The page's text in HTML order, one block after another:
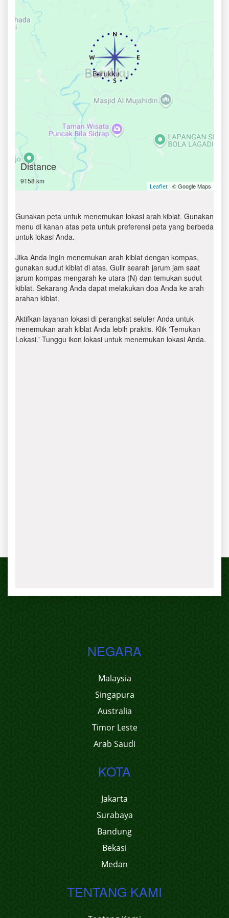
Distance
9158 km
Leaflet | © Google Maps
Gunakan peta untuk menemukan lokasi arah kiblat. Gunakan
menu di kanan atas peta untuk preferensi peta yang berbeda
untuk lokasi Anda.
Jika Anda ingin menemukan arah kiblat dengan kompas,
gunakan sudut kiblat di atas. Gulir searah jarum jam saat
jarum kompas mengarah ke utara (N) dan temukan sudut
kiblat. Sekarang Anda dapat melakukan doa Anda ke arah
arahan kiblat.
Aktifkan layanan lokasi di perangkat seluler Anda untuk
menemukan arah kiblat Anda lebih praktis. Klik 'Temukan
Lokasi.' Tunggu ikon lokasi untuk menemukan lokasi Anda.
NEGARA
Malaysia
Singapura
Australia
Timor Leste
Arab Saudi
KOTA
Jakarta
Surabaya
Bandung
Bekasi
Medan
TENTANG KAMI